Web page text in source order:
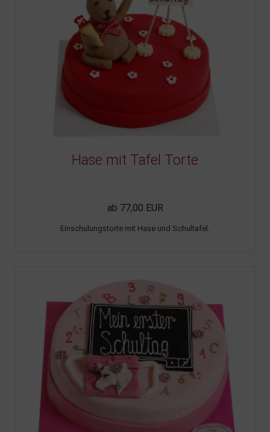
Hase mit Tafel Torte
ab 77,00 EUR
Einschulungstorte mit Hase und Schultafel.